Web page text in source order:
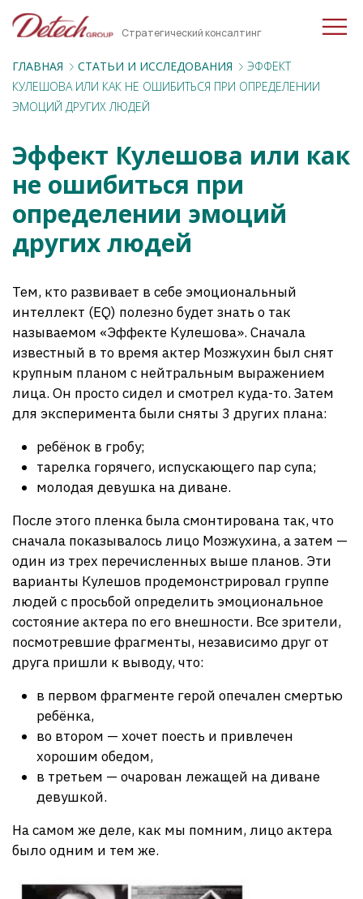
Стратегический консалтинг
ГЛАВНАЯ CТАТЬИ И ИССЛЕДОВАНИЯ
ЭФФЕКТ
КУЛЕШОВА ИЛИ КАК НЕ ОШИБИТЬСЯ ПРИ ОПРЕДЕЛЕНИИ
ЭМОЦИЙ ДРУГИХ ЛЮДЕЙ
Эффект Кулешова или как
не ошибиться при
определении эмоций
других людей
Тем, кто развивает в себе эмоциональный
интеллект (EQ) полезно будет знать о так
называемом «Эффекте Кулешова». Сначала
известный в то время актер Мозжухин был снят
крупным планом с нейтральным выражением
лица. Он просто сидел и смотрел куда-то. Затем
для эксперимента были сняты 3 других плана:
ребёнок в гробу;
тарелка горячего, испускающего пар супа;
молодая девушка на диване.
После этого пленка была смонтирована так, что
сначала показывалось лицо Мозжухина, а затем —
один из трех перечисленных выше планов. Эти
варианты Кулешов продемонстрировал группе
людей с просьбой определить эмоциональное
состояние актера по его внешности. Все зрители,
посмотревшие фрагменты, независимо друг от
друга пришли к выводу, что:
в первом фрагменте герой опечален смертью
ребёнка,
во втором — хочет поесть и привлечен
хорошим обедом,
в третьем — очарован лежащей на диване
девушкой.
На самом же деле, как мы помним, лицо актера
было одним и тем же.